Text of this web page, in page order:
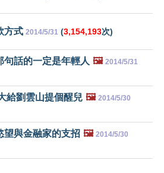
方式 2014/5/31 (3,154,193次)
話的一定是年輕人 🖼️ 2014/5/31
給劉雲山提個醒兒 🖼️ 2014/5/30
望與金融家的支招 🖼️ 2014/5/30